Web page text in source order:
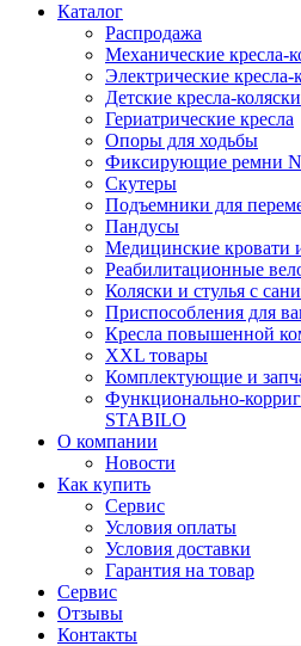
Каталог
Распродажа
Механические кресла-
Электрические кресла-
Детские кресла-коляски
Гериатрические кресла
Опоры для ходьбы
Фиксирующие ремни
Скутеры
Подъемники для
Пандусы
Медицинские кровати
Реабилитационные
Коляски и стулья с
Приспособления для
Кресла повышенной
XXL товары
Комплектующие и
Функционально-
STABILO
О компании
Новости
Как купить
Сервис
Условия оплаты
Условия доставки
Гарантия на товар
Сервис
Отзывы
Контакты